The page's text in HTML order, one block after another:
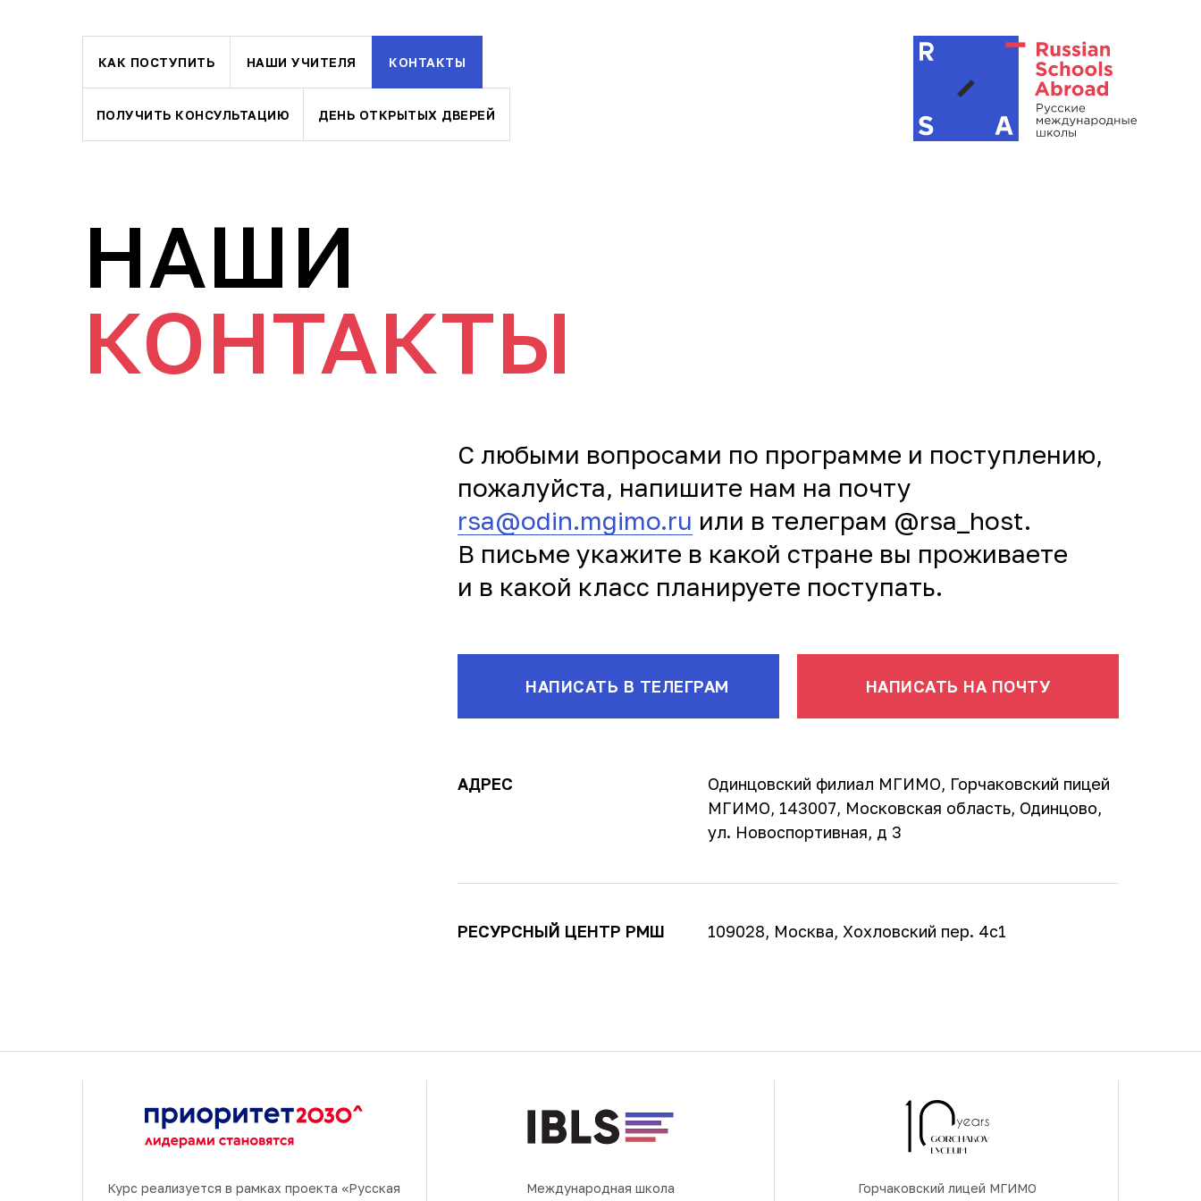
КАК ПОСТУПИТЬ
ПОЛУЧИТЬ КОНСУЛЬТАЦИЮ ДЕНЬ ОТКРЫТЫХ ДВЕРЕЙ
НАШИ УЧИТЕЛЯ КОНТАКТЫ
НАШИ
КОНТАКТЫ
С любыми вопросами по программе и поступлению,
пожалуйста, напишите нам на почту
rsa@odin.mgimo.ru или в телеграм @rsa_host.
В письме укажите в какой стране вы проживаете
и в какой класс планируете поступать.
НАПИСАТЬ В ТЕЛЕГРАМ НАПИСАТЬ НА ПОЧТУ
АДРЕС
Одинцовский филиал МГИМО, Горчаковский пицей
МГИМО, 143007, Московская область, Одинцово,
ул. Новоспортивная, д 3
РЕСУРСНЫЙ ЦЕНТР РМШ 109028, Москва, Хохловский пер. 4с1
Курс реализуется в рамках проекта «‎Русская
Международная школа
Горчаковский лицей МГИМО